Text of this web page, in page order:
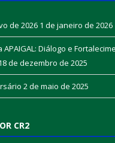
de 2026 1 de janeiro de 2026
Diálogo e
de dezembro de 2025
2 de maio de 2025
CR2